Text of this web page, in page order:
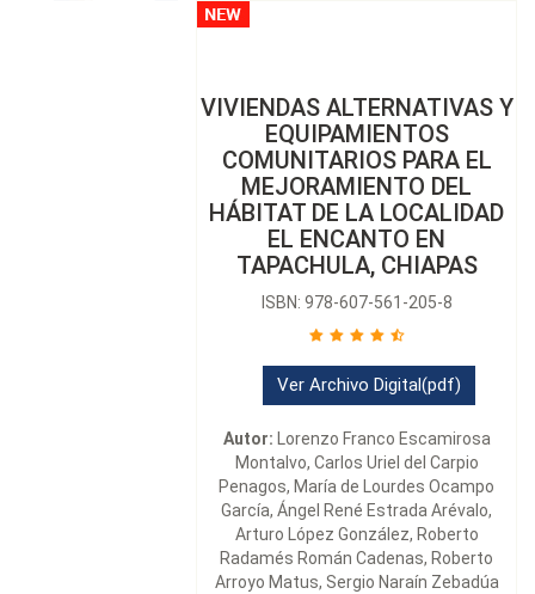
VIVIENDAS ALTERNATIVAS Y
EQUIPAMIENTOS
COMUNITARIOS PARA EL
MEJORAMIENTO DEL
HÁBITAT DE LA LOCALIDAD
EL ENCANTO EN
TAPACHULA, CHIAPAS
ISBN: 978-607-561-205-8
Ver Archivo Digital(pdf)
Autor:
Lorenzo Franco Escamirosa
Montalvo, Carlos Uriel del Carpio
Penagos, María de Lourdes Ocampo
García, Ángel René Estrada Arévalo,
Arturo López González, Roberto
Radamés Román Cadenas, Roberto
Arroyo Matus, Sergio Naraín Zebadúa